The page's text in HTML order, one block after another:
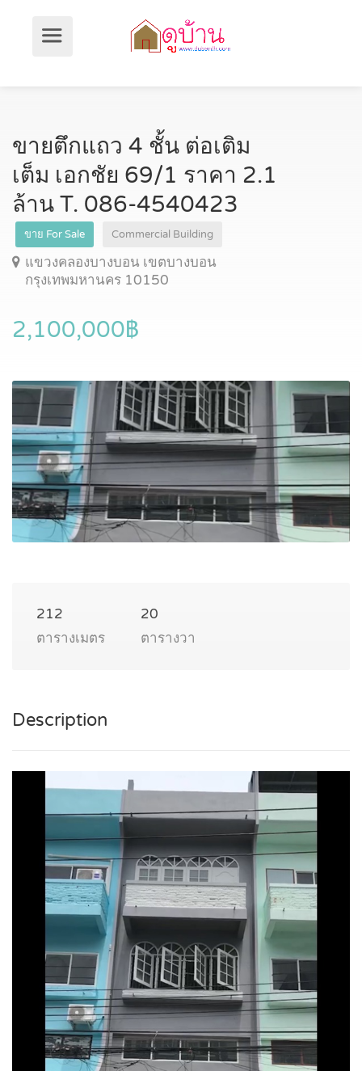
ขายตึกแถว 4 ชั้น ต่อเติม
เต็ม เอกชัย 69/1 ราคา 2.1
ล้าน T. 086-4540423
ขาย For Sale Commercial Building
แขวงคลองบางบอน เขตบางบอน
กรุงเทพมหานคร 10150
2,100,000฿
212
ตารางเมตร
20
ตารางวา
Description